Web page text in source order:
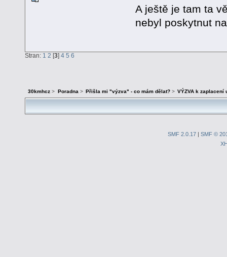
A ještě je tam ta
nebyl poskytnut
Stran: 1 2 [3] 4 5 6
30kmhcz > Poradna > Přišla mi "výzva" - co mám dělat?> VÝZVA k zaplacení
SMF 2.0.17| SMF ©